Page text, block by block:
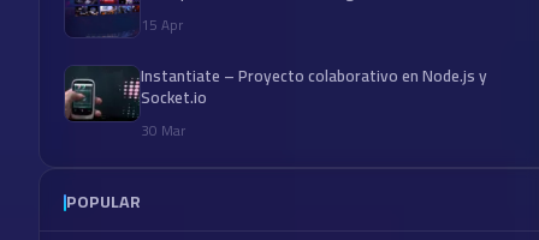
15 Apr
Instantiate – Proyecto colaborativo en Node.js y
Socket.io
30 Mar
POPULAR